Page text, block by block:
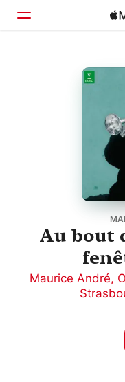
Au bout
Maurice André,